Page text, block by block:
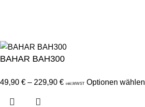
BAHAR BAH300
49,90 € – 229,90 € inkl.MWST Optionen wählen